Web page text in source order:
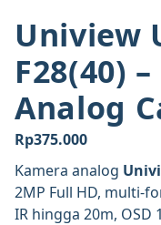
Uniview
F28(40)
Analog
Rp375.000
Kamera analog
2MP Full HD, multi-
IR hingga 20m, OSD